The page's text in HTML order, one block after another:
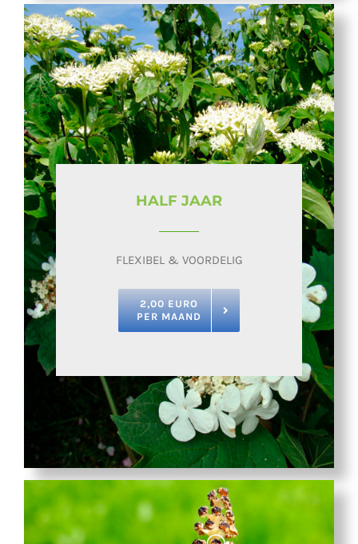
HALF JAAR
FLEXIBEL & VOORDELIG
2,00 EURO
PER MAAND